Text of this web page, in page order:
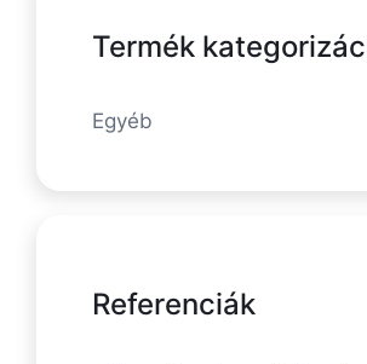
Termék
Egyéb
Referenciák